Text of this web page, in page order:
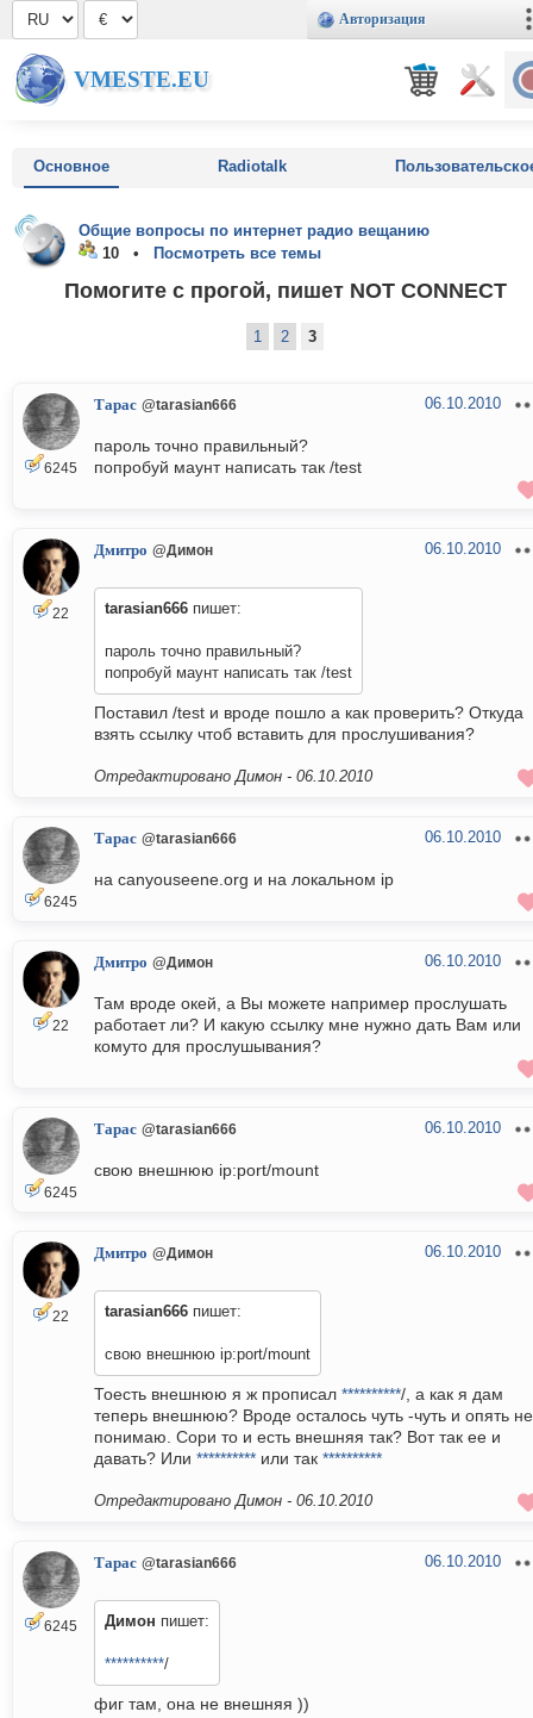
Авторизация
VMESTE.EU
Основное Radiotalk
Общие вопросы по интернет радио вещанию
10 •
Посмотреть все темы
Помогите с прогой, пишет NOT CONNECT
1 2 3
6245
Тарас @tarasian666 06.10.2010
пароль точно правильный?
попробуй маунт написать так /test
22
Дмитро @Димон 06.10.2010
tarasian666 пишет:
пароль точно правильный?
попробуй маунт написать так /test
Поставил /test и вроде пошло а как проверить? Откуда
взять ссылку чтоб вставить для прослушивания?
Отредактировано Димон - 06.10.2010
6245
Тарас @tarasian666 06.10.2010
на canyouseene.org и на локальном ip
22
Дмитро @Димон 06.10.2010
Там вроде окей, а Вы можете например прослушать
работает ли? И какую ссылку мне нужно дать Вам или
комуто для прослушывания?
6245
Тарас @tarasian666 06.10.2010
свою внешнюю ip:port/mount
22
Дмитро @Димон 06.10.2010
tarasian666 пишет:
свою внешнюю ip:port/mount
Тоесть внешнюю я ж прописал **********/, а как я дам
теперь внешнюю? Вроде осталось чуть -чуть и опять не
понимаю. Сори то и есть внешняя так? Вот так ее и
давать? Или ********** или так **********
Отредактировано Димон - 06.10.2010
6245
Тарас @tarasian666 06.10.2010
Димон пишет:
**********/
фиг там, она не внешняя ))